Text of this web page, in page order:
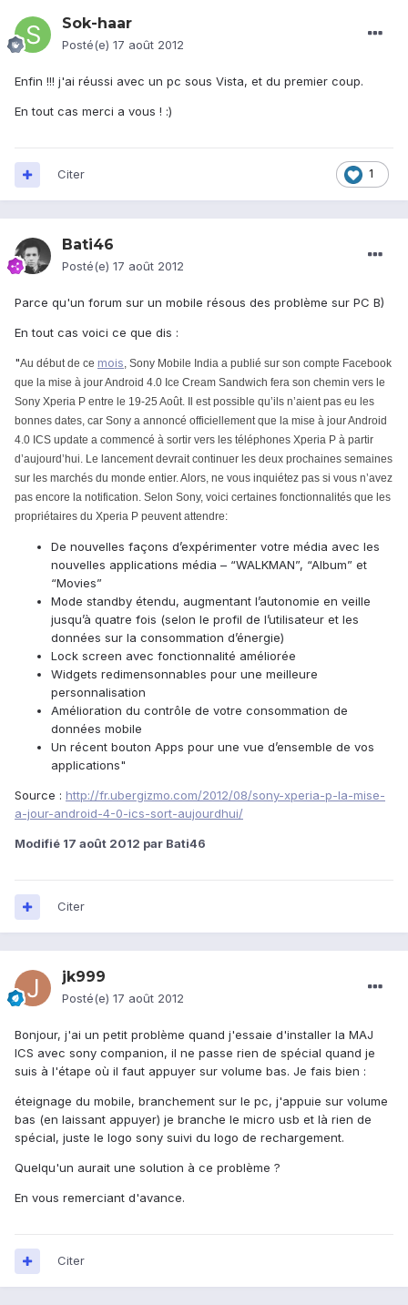
Sok-haar
Posté(e) 17 août 2012
Enfin !!! j'ai réussi avec un pc sous Vista, et du premier coup.
En tout cas merci a vous ! :)
1
Citer
Bati46
Posté(e) 17 août 2012
Parce qu'un forum sur un mobile résous des problème sur PC B)
En tout cas voici ce que dis :
"Au début de ce mois, Sony Mobile India a publié sur son compte Facebook
que la mise à jour Android 4.0 Ice Cream Sandwich fera son chemin vers le
Sony Xperia P entre le 19-25 Août. Il est possible qu’ils n’aient pas eu les
bonnes dates, car Sony a annoncé officiellement que la mise à jour Android
4.0 ICS update a commencé à sortir vers les téléphones Xperia P à partir
d’aujourd’hui. Le lancement devrait continuer les deux prochaines semaines
sur les marchés du monde entier. Alors, ne vous inquiétez pas si vous n’avez
pas encore la notification. Selon Sony, voici certaines fonctionnalités que les
propriétaires du Xperia P peuvent attendre:
De nouvelles façons d’expérimenter votre média avec les
nouvelles applications média – “WALKMAN”, “Album” et
“Movies”
Mode standby étendu, augmentant l’autonomie en veille
jusqu’à quatre fois (selon le profil de l’utilisateur et les
données sur la consommation d’énergie)
Lock screen avec fonctionnalité améliorée
Widgets redimensonnables pour une meilleure
personnalisation
Amélioration du contrôle de votre consommation de
données mobile
Un récent bouton Apps pour une vue d’ensemble de vos
applications"
Source : http://fr.ubergizmo.com/2012/08/sony-xperia-p-la-mise-
a-jour-android-4-0-ics-sort-aujourdhui/
Modifié 17 août 2012 par Bati46
Citer
jk999
Posté(e) 17 août 2012
Bonjour, j'ai un petit problème quand j'essaie d'installer la MAJ
ICS avec sony companion, il ne passe rien de spécial quand je
suis à l'étape où il faut appuyer sur volume bas. Je fais bien :
éteignage du mobile, branchement sur le pc, j'appuie sur volume
bas (en laissant appuyer) je branche le micro usb et là rien de
spécial, juste le logo sony suivi du logo de rechargement.
Quelqu'un aurait une solution à ce problème ?
En vous remerciant d'avance.
Citer